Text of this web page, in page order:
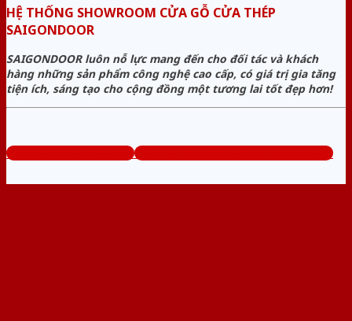
HỆ THỐNG SHOWROOM CỬA GỖ CỬA THÉP
SAIGONDOOR
SAIGONDOOR luôn nỗ lực mang đến cho đối tác và khách
hàng những sản phẩm công nghệ cao cấp, có giá trị gia tăng
tiện ích, sáng tạo cho cộng đồng một tương lai tốt đẹp hơn!
www.cuagocuathep.com Tổng đài tư vấn miễn phí: 0824.400.400